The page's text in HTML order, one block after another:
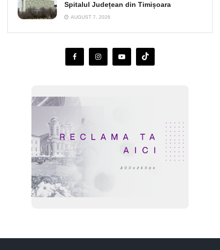
Spitalul Județean din Timișoara
AUGUST 7, 2026